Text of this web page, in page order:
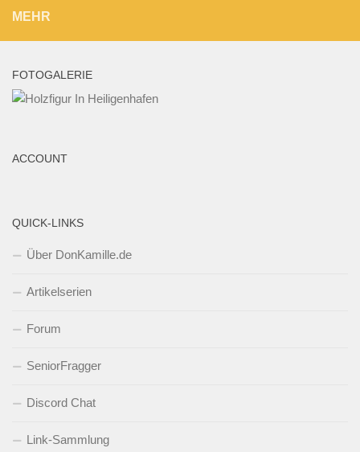
MEHR
FOTOGALERIE
ACCOUNT
QUICK-LINKS
Über DonKamille.de
Artikelserien
Forum
SeniorFragger
Discord Chat
Link-Sammlung